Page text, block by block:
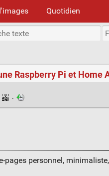
Quotidien
Raspberry Pi et Home
·
pages personnel,